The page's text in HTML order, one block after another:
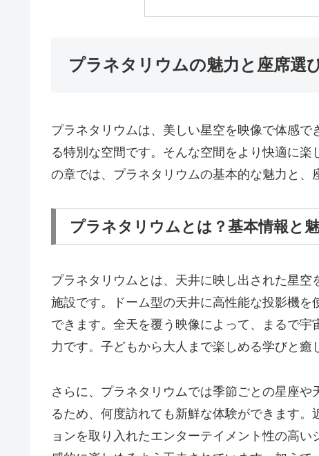
プラネタリウムの魅力と座席選
プラネタリウムは、美しい星空を映像で体感
る特別な空間です。そんな空間をより快適に
の章では、プラネタリウムの基本的な魅力と、
プラネタリウムとは？基本情報と
プラネタリウムとは、天井に映し出された星
施設です。ドーム型の天井に高性能な投影機
できます。全天を覆う映像によって、まるで
力です。子どもから大人まで楽しめる学びと癒
さらに、プラネタリウムでは季節ごとの星座
るため、何度訪れても新鮮な体験ができます
ョンを取り入れたエンターテイメント性の高